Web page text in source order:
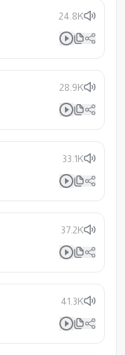
24.8K
28.9K
33.1K
37.2K
41.3K